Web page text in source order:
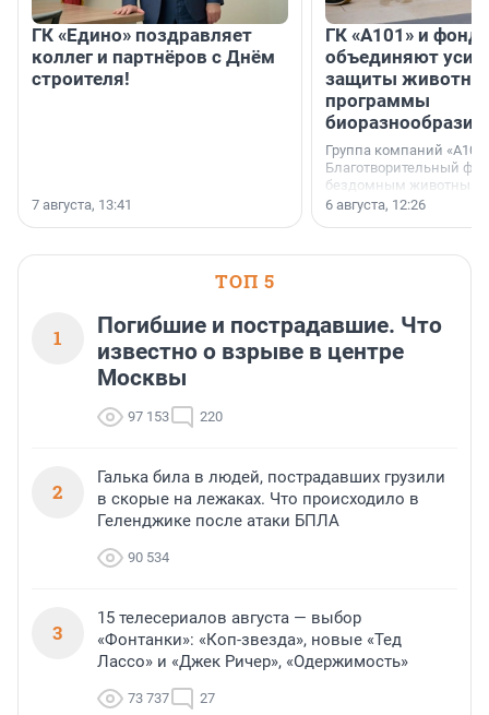
ГК «Едино» поздравляет
коллег и партнёров с Днём
строителя!
7 августа, 13:41
ГК «А101» и фонд
объединяют
защиты
программы
биоразнообразия
Группа компаний
Благотворительный
бездомным животным
заключили соглашение
6 августа, 12:26
ТОП 5
1
Погибшие и пострадавшие. Что
известно о взрыве в центре
Москвы
97 153 220
2
Галька била в людей, пострадавших грузили
в скорые на лежаках. Что происходило в
Геленджике после атаки БПЛА
90 534
3
15 телесериалов августа — выбор
«Фонтанки»: «Коп-звезда», новые «Тед
Лассо» и «Джек Ричер», «Одержимость»
73 737 27